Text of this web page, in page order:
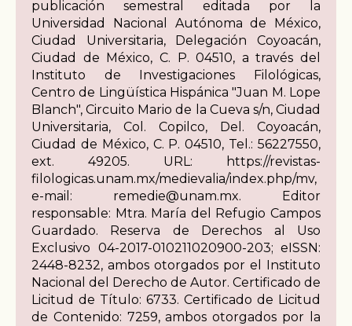
publicación semestral editada por la
Universidad Nacional Autónoma de México,
Ciudad Universitaria, Delegación Coyoacán,
Ciudad de México, C. P. 04510, a través del
Instituto de Investigaciones Filológicas,
Centro de Lingüística Hispánica "Juan M. Lope
Blanch", Circuito Mario de la Cueva s/n, Ciudad
Universitaria, Col. Copilco, Del. Coyoacán,
Ciudad de México, C. P. 04510, Tel.: 56227550,
ext. 49205. URL: https://revistas-
filologicas.unam.mx/medievalia/index.php/mv,
e-mail: remedie@unam.mx. Editor
responsable: Mtra. María del Refugio Campos
Guardado. Reserva de Derechos al Uso
Exclusivo 04-2017-010211020900-203; eISSN:
2448-8232, ambos otorgados por el Instituto
Nacional del Derecho de Autor. Certificado de
Licitud de Título: 6733. Certificado de Licitud
de Contenido: 7259, ambos otorgados por la